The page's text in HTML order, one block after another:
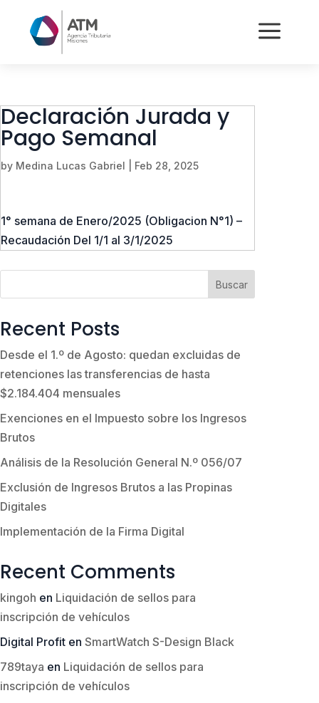
a
Declaración Jurada y
Pago Semanal
by Medina Lucas Gabriel Feb 28, 2025
1° semana de Enero/2025 (Obligacion N°1) –
Recaudación Del 1/1 al 3/1/2025
Buscar
Recent Posts
Desde el 1.º de Agosto: quedan excluidas de
retenciones las transferencias de hasta
$2.184.404 mensuales
Exenciones en el Impuesto sobre los Ingresos
Brutos
Análisis de la Resolución General N.º 056/07
Exclusión de Ingresos Brutos a las Propinas
Digitales
Implementación de la Firma Digital
Recent Comments
kingoh en Liquidación de sellos para
inscripción de vehículos
Digital Profit en SmartWatch S-Design Black
789taya en Liquidación de sellos para
inscripción de vehículos